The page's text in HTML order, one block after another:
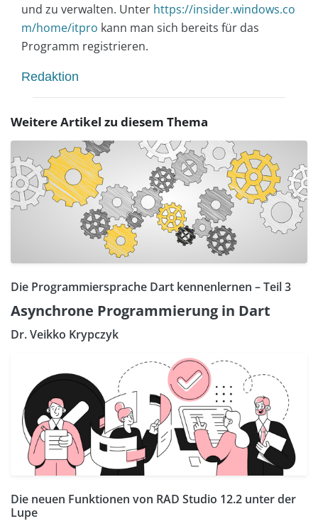
und zu verwalten. Unter https://insider.windows.co
m/home/itpro kann man sich bereits für das
Programm registrieren.
Redaktion
Weitere Artikel zu diesem Thema
Die Programmiersprache Dart kennenlernen – Teil 3
Asynchrone Programmierung in Dart
Dr. Veikko Krypczyk
Die neuen Funktionen von RAD Studio 12.2 unter der
Lupe